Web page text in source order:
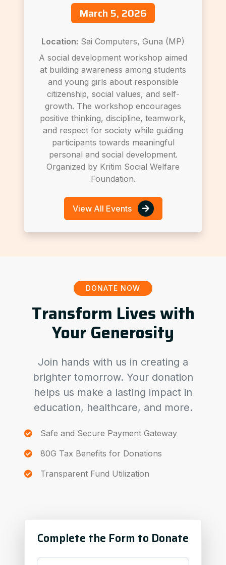
March 5, 2026
Location: Sai Computers, Guna (MP)
A social development workshop aimed
at building awareness among students
and young girls about responsible
citizenship, social values, and self-
growth. The workshop encourages
positive thinking, discipline, teamwork,
and respect for society while guiding
participants towards meaningful
personal and social development.
Organized by Kritim Social Welfare
Foundation.
View All Events
DONATE NOW
Transform Lives with
Your Generosity
Join hands with us in creating a
brighter tomorrow. Your donation
helps us make a lasting impact in
education, healthcare, and more.
Safe and Secure Payment Gateway
80G Tax Benefits for Donations
Transparent Fund Utilization
Complete the Form to Donate